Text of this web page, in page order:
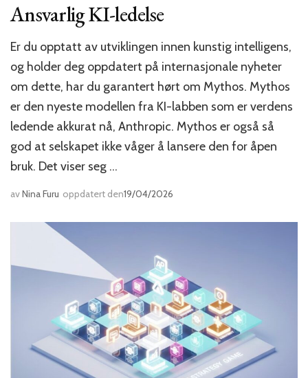
Ansvarlig KI-ledelse
Er du opptatt av utviklingen innen kunstig intelligens,
og holder deg oppdatert på internasjonale nyheter
om dette, har du garantert hørt om Mythos. Mythos
er den nyeste modellen fra KI-labben som er verdens
ledende akkurat nå, Anthropic. Mythos er også så
god at selskapet ikke våger å lansere den for åpen
bruk. Det viser seg …
avNina Furu oppdatert den19/04/2026